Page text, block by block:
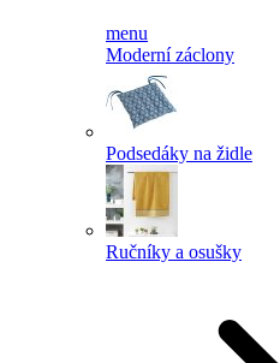
menu
Moderní záclony
Podsedáky na židle
Ručníky a osušky